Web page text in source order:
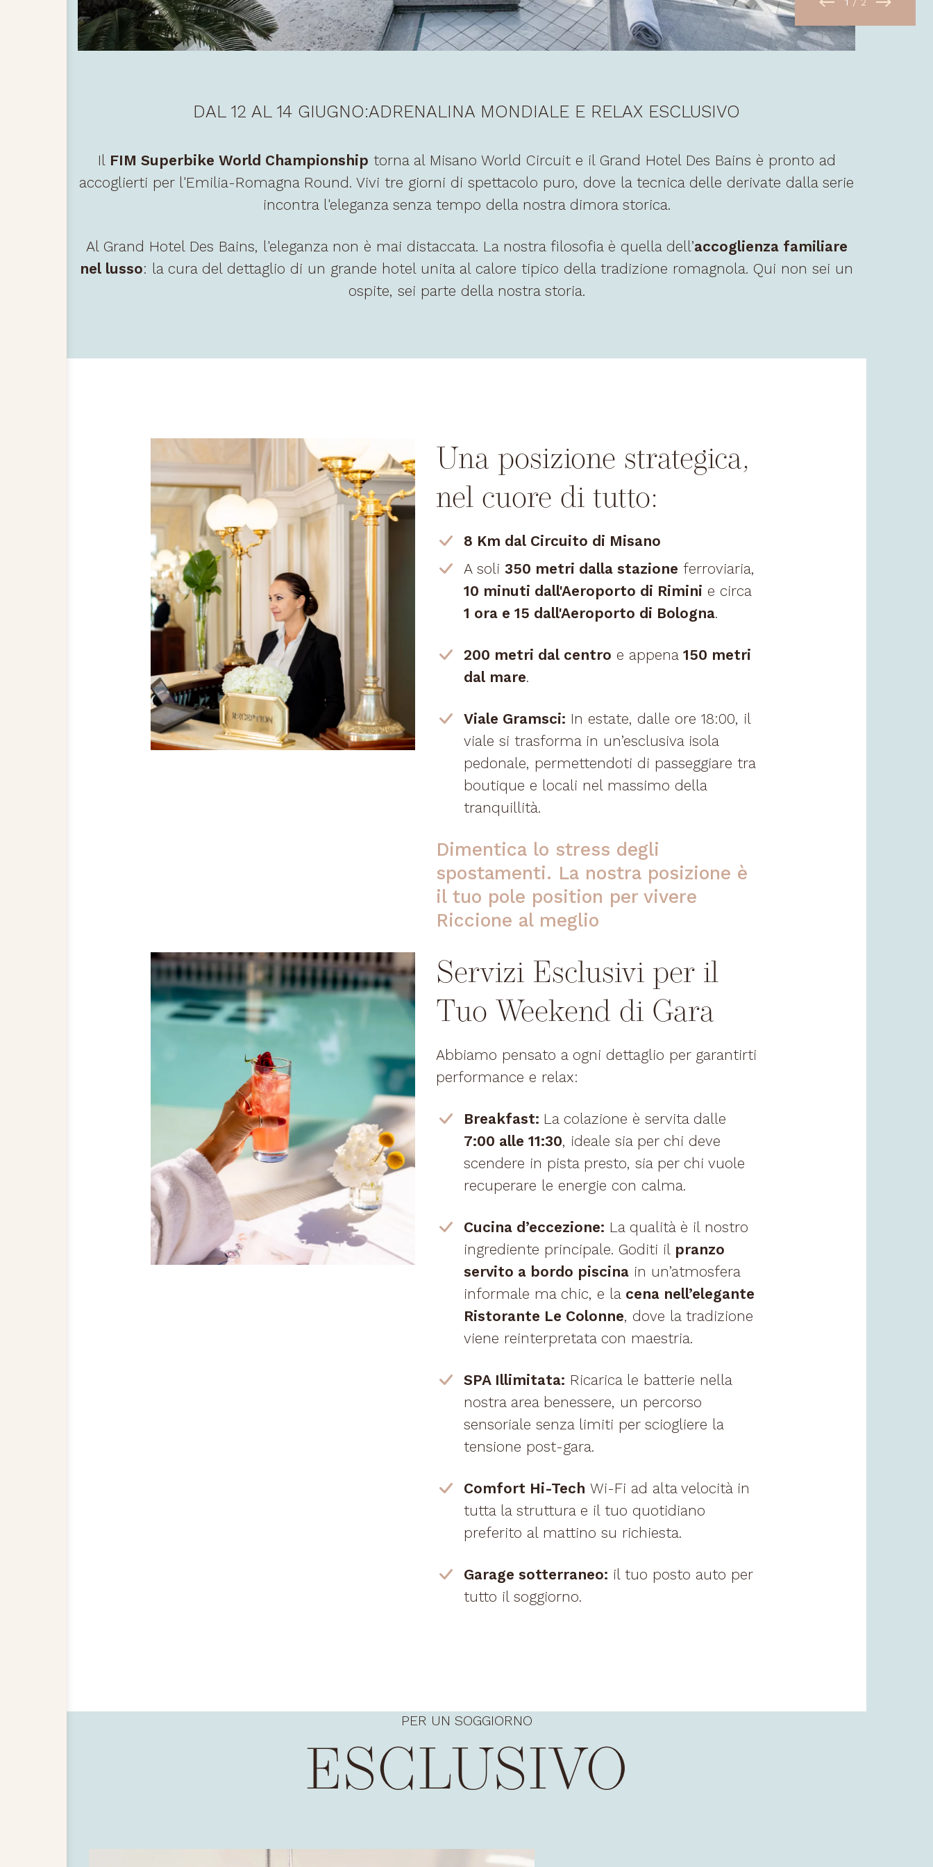
DAL 12 AL 14 GIUGNO:ADRENALINA MONDIALE E RELAX ESCLUSIVO
Il FIM Superbike World Championship torna al Misano World Circuit e il Grand Hotel Des Bains è pronto ad
accoglierti per l'Emilia-Romagna Round. Vivi tre giorni di spettacolo puro, dove la tecnica delle derivate dalla serie
incontra l'eleganza senza tempo della nostra dimora storica.
Al Grand Hotel Des Bains, l'eleganza non è mai distaccata. La nostra filosofia è quella dell’accoglienza familiare
nel lusso: la cura del dettaglio di un grande hotel unita al calore tipico della tradizione romagnola. Qui non sei un
ospite, sei parte della nostra storia.
Una posizione strategica,
nel cuore di tutto:
8 Km dal Circuito di Misano
A soli350 metri dalla stazione ferroviaria,
10 minuti dall'Aeroporto di Rimini e circa
1 ora e 15 dall'Aeroporto di Bologna.
200 metri dal centro e appena150 metri
dal mare.
Viale Gramsci: In estate, dalle ore 18:00, il
viale si trasforma in un’esclusiva isola
pedonale, permettendoti di passeggiare tra
boutique e locali nel massimo della
tranquillità.
Dimentica lo stress degli
spostamenti. La nostra posizione è
il tuo pole position per vivere
Riccione al meglio
Servizi Esclusivi per il
Tuo Weekend di Gara
Abbiamo pensato a ogni dettaglio per garantirti
performance e relax:
Breakfast: La colazione è servita dalle
7:00 alle 11:30, ideale sia per chi deve
scendere in pista presto, sia per chi vuole
recuperare le energie con calma.
Cucina d’eccezione: La qualità è il nostro
ingrediente principale. Goditi il pranzo
servito a bordo piscina in un’atmosfera
informale ma chic, e la cena nell’elegante
Ristorante Le Colonne, dove la tradizione
viene reinterpretata con maestria.
SPA Illimitata: Ricarica le batterie nella
nostra area benessere, un percorso
sensoriale senza limiti per sciogliere la
tensione post-gara.
Comfort Hi-Tech Wi-Fi ad alta velocità in
tutta la struttura e il tuo quotidiano
preferito al mattino su richiesta.
Garage sotterraneo: il tuo posto auto per
tutto il soggiorno.
PER UN SOGGIORNO
ESCLUSIVO